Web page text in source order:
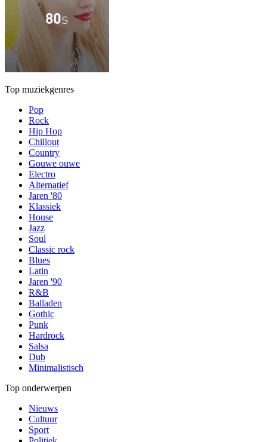
Top muziekgenres
Pop
Rock
Hip Hop
Chillout
Country
Gouwe ouwe
Electro
Alternatief
Jaren '80
Klassiek
House
Jazz
Soul
Classic rock
Blues
Latin
Jaren '90
R&B
Balladen
Gothic
Punk
Hardrock
Salsa
Dub
Minimalistisch
Top onderwerpen
Nieuws
Cultuur
Sport